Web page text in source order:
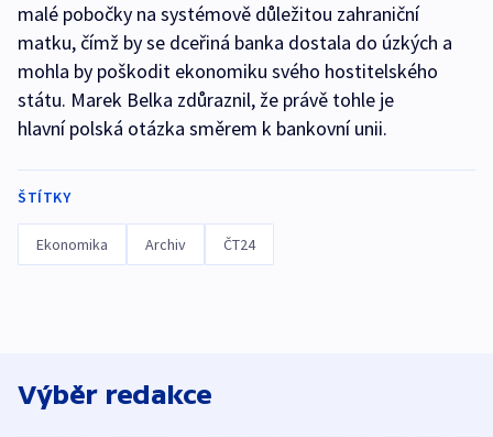
malé pobočky na systémově důležitou zahraniční
matku, čímž by se dceřiná banka dostala do úzkých a
mohla by poškodit ekonomiku svého hostitelského
státu. Marek Belka zdůraznil, že právě tohle je
hlavní polská otázka směrem k bankovní unii.
ŠTÍTKY
Ekonomika Archiv ČT24
Výběr redakce